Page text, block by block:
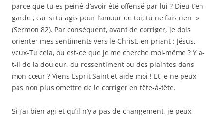
parce que tu es peiné d’avoir été offensé par lui ? Dieu t’en
garde ; car si tu agis pour l’amour de toi, tu ne fais rien »
(Sermon 82). Par conséquent, avant de corriger, je dois
orienter mes sentiments vers le Christ, en priant : Jésus,
veux-Tu cela, ou est-ce que je me cherche moi-même ? Y a-
t-il de la douleur, du ressentiment ou des plaintes dans
mon cœur ? Viens Esprit Saint et aide-moi ! Et je ne peux
pas non plus omettre de le corriger en tête-à-tête.
Si j’ai bien agi et qu’il n’y a pas de changement, je peux